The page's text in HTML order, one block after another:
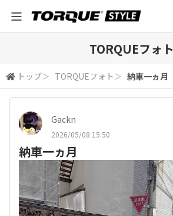
TORQUEフォト
トップ＞ TORQUEフォト ＞ 納車一ヵ月
Gackn
2026/05/08 15:50
納車一ヵ月